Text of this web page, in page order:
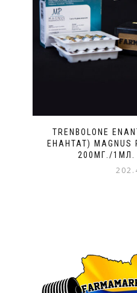
TRENBOLONE
ЕНАНТАТ) MAGNUS
200МГ./